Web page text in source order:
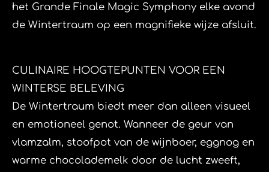
het Grande Finale Magic Symphony elke avond
de Wintertraum op een magnifieke wijze afsluit.
​CULINAIRE HOOGTEPUNTEN VOOR EEN
WINTERSE BELEVING
​De Wintertraum biedt meer dan alleen visueel
en emotioneel genot. Wanneer de geur van
vlamzalm, stoofpot van de wijnboer, eggnog en
warme chocolademelk door de lucht zweeft,